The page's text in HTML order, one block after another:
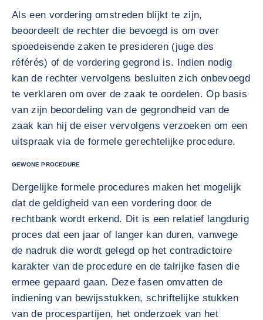
Als een vordering omstreden blijkt te zijn,
beoordeelt de rechter die bevoegd is om over
spoedeisende zaken te presideren (juge des
référés) of de vordering gegrond is. Indien nodig
kan de rechter vervolgens besluiten zich onbevoegd
te verklaren om over de zaak te oordelen. Op basis
van zijn beoordeling van de gegrondheid van de
zaak kan hij de eiser vervolgens verzoeken om een
uitspraak via de formele gerechtelijke procedure.
GEWONE PROCEDURE
Dergelijke formele procedures maken het mogelijk
dat de geldigheid van een vordering door de
rechtbank wordt erkend. Dit is een relatief langdurig
proces dat een jaar of langer kan duren, vanwege
de nadruk die wordt gelegd op het contradictoire
karakter van de procedure en de talrijke fasen die
ermee gepaard gaan. Deze fasen omvatten de
indiening van bewijsstukken, schriftelijke stukken
van de procespartijen, het onderzoek van het